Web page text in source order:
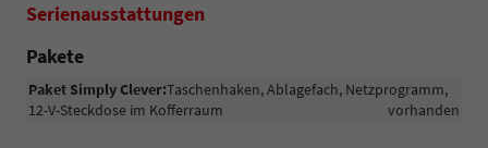
Serienausstattungen
Pakete
Paket Simply Clever:Taschenhaken, Ablagefach, Netzprogramm,
12-V-Steckdose im Kofferraum
vorhanden